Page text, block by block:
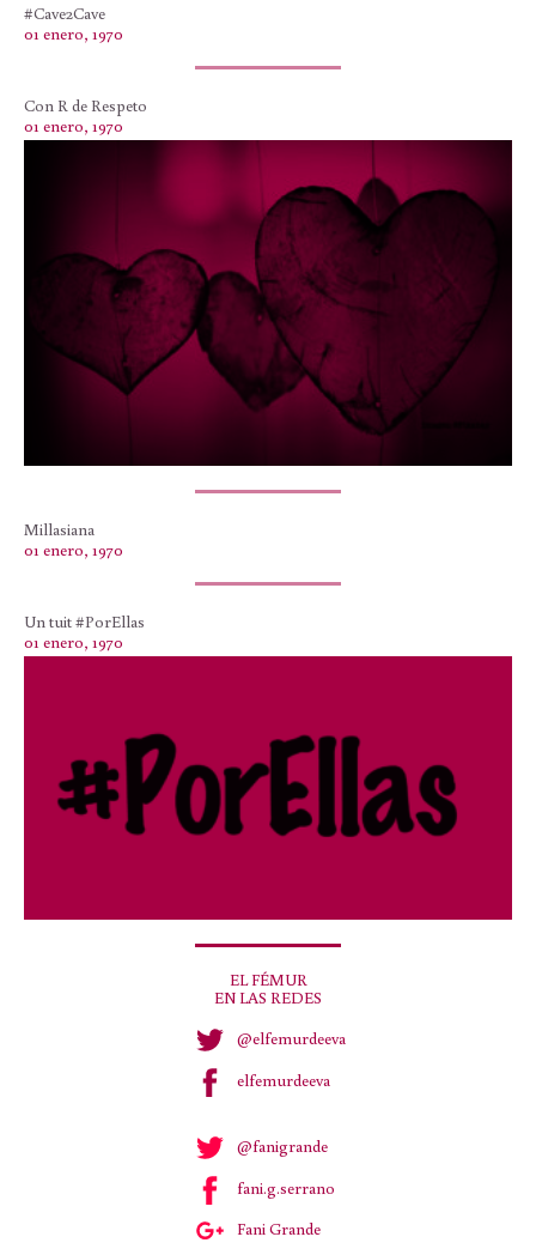
#Cave2Cave
01 enero, 1970
Con R de Respeto
01 enero, 1970
Millasiana
01 enero, 1970
Un tuit #PorEllas
01 enero, 1970
EL FÉMUR
EN LAS REDES
@elfemurdeeva
elfemurdeeva
@fanigrande
fani.g.serrano
Fani Grande